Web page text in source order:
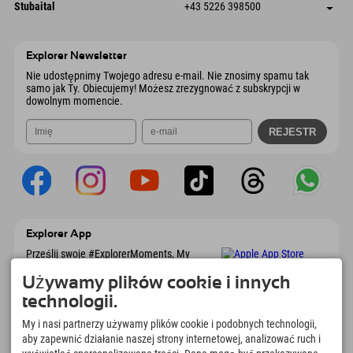
Austria
Książka
Dorfstraße 24
Zapisz adres
Stubaital +43 5226 398500
Explorer Newsletter
Nie udostępnimy Twojego adresu e-mail. Nie znosimy spamu tak
samo jak Ty. Obiecujemy! Możesz zrezygnować z subskrypcji w
dowolnym momencie.
Explorer App
Prześlij swoje #ExplorerMoments, My
marzeń, przeglądem restauracji i wieloma
innymi. Pobierz teraz!
Czas na chwile odkrywcy
Używamy plików cookie i innych
technologii.
My i nasi partnerzy używamy plików cookie i podobnych technologii,
aby zapewnić działanie naszej strony internetowej, analizować ruch i